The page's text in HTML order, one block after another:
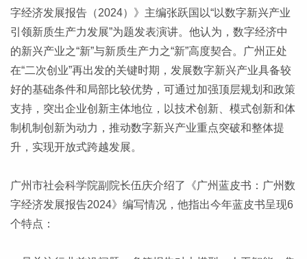
字经济发展报告（2024）》主编张跃国以“以数字新兴产业
引领新质生产力发展”为题发表演讲。他认为，数字经济中
的新兴产业之“新”与新质生产力之“新”高度契合。广州正处
在“二次创业”再出发的关键时期，发展数字新兴产业具备较
好的基础条件和局部比较优势，可通过加强顶层规划和政策
支持，突出企业创新主体地位，以技术创新、模式创新和体
制机制创新为动力，推动数字新兴产业重点突破和整体提
升，实现开放式跨越发展。
广州市社会科学院副院长伍庆介绍了《广州蓝皮书：广州数
字经济发展报告2024》编写情况，他指出今年蓝皮书呈现6
个特点：